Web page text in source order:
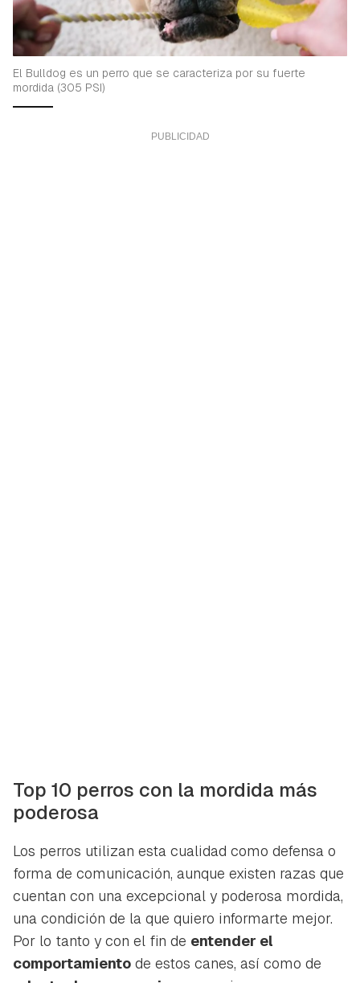
El Bulldog es un perro que se caracteriza por su fuerte
mordida (305 PSI)
Top 10 perros con la mordida más
poderosa
Los perros utilizan esta cualidad como defensa o
forma de comunicación, aunque existen razas que
cuentan con una excepcional y poderosa mordida,
una condición de la que quiero informarte mejor.
Por lo tanto y con el fin de entender el
comportamiento de estos canes, así como de